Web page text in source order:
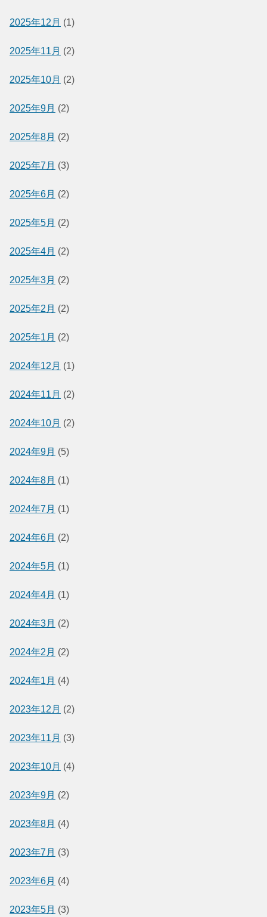
2025年12月 (1)
2025年11月 (2)
2025年10月 (2)
2025年9月 (2)
2025年8月 (2)
2025年7月 (3)
2025年6月 (2)
2025年5月 (2)
2025年4月 (2)
2025年3月 (2)
2025年2月 (2)
2025年1月 (2)
2024年12月 (1)
2024年11月 (2)
2024年10月 (2)
2024年9月 (5)
2024年8月 (1)
2024年7月 (1)
2024年6月 (2)
2024年5月 (1)
2024年4月 (1)
2024年3月 (2)
2024年2月 (2)
2024年1月 (4)
2023年12月 (2)
2023年11月 (3)
2023年10月 (4)
2023年9月 (2)
2023年8月 (4)
2023年7月 (3)
2023年6月 (4)
2023年5月 (3)